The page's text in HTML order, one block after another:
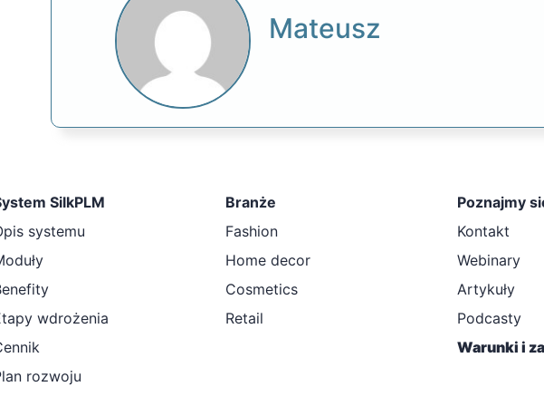
Mateusz
SilkPLM
systemu
wdrożenia
rozwoju
Branże
Fashion
Home decor
Cosmetics
Retail
Poznajmy
Kontakt
Webinary
Artykuły
Podcasty
Warunki i